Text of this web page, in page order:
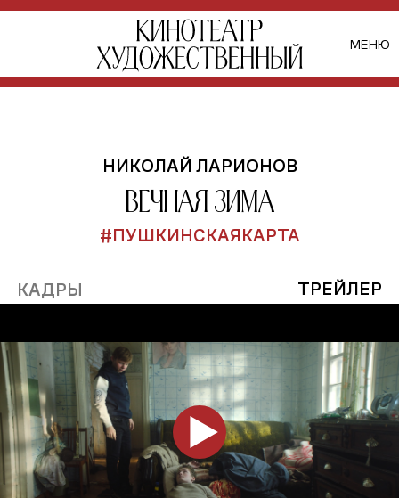
МЕНЮ
НИКОЛАЙ ЛАРИОНОВ
Вечная зима
#ПУШКИНСКАЯКАРТА
КАДРЫ ТРЕЙЛЕР